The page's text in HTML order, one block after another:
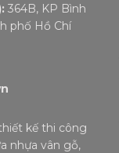
364B, KP Bình
phố Hồ Chí
kế thi công
nhựa vân gỗ,